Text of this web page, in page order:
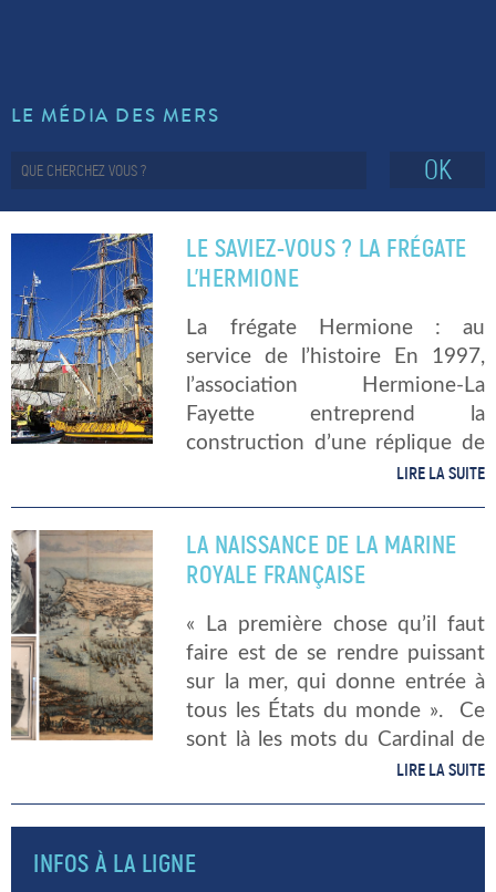
LE MÉDIA DES MERS
OK
LE SAVIEZ-VOUS ? LA FRÉGATE
L’HERMIONE
La frégate Hermione : au
service de l’histoire En 1997,
l’association Hermione-La
Fayette entreprend la
construction d’une réplique de
la frégate Hermione, célèbre
insurgés américains en 1780,
afin de […]
LIRE LA SUITE
LA NAISSANCE DE LA MARINE
ROYALE FRANÇAISE
« La première chose qu’il faut
faire est de se rendre puissant
sur la mer, qui donne entrée à
tous les États du monde ». Ce
sont là les mots du Cardinal de
Richelieu qui, dans la première
à […]
LIRE LA SUITE
INFOS À LA LIGNE